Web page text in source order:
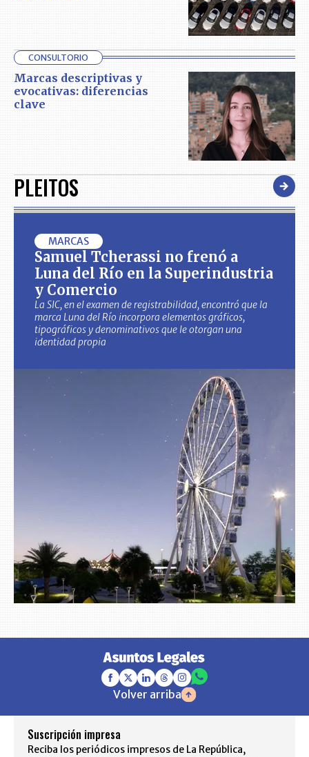
CONSULTORIO
Marcas descriptivas y
evocativas: diferencias
clave
PLEITOS
MARCAS
Samuel Tcherassi no frenó a
Luna del Río en la Superindustria
y Comercio
La SIC, en el examen de registrabilidad, encontró que la
marca Luna del Río incorpora elementos gráficos,
tipográficos y denominativos que le otorgan una
identidad propia
Volver arriba
Suscripción impresa
Reciba los periódicos impresos de La República,